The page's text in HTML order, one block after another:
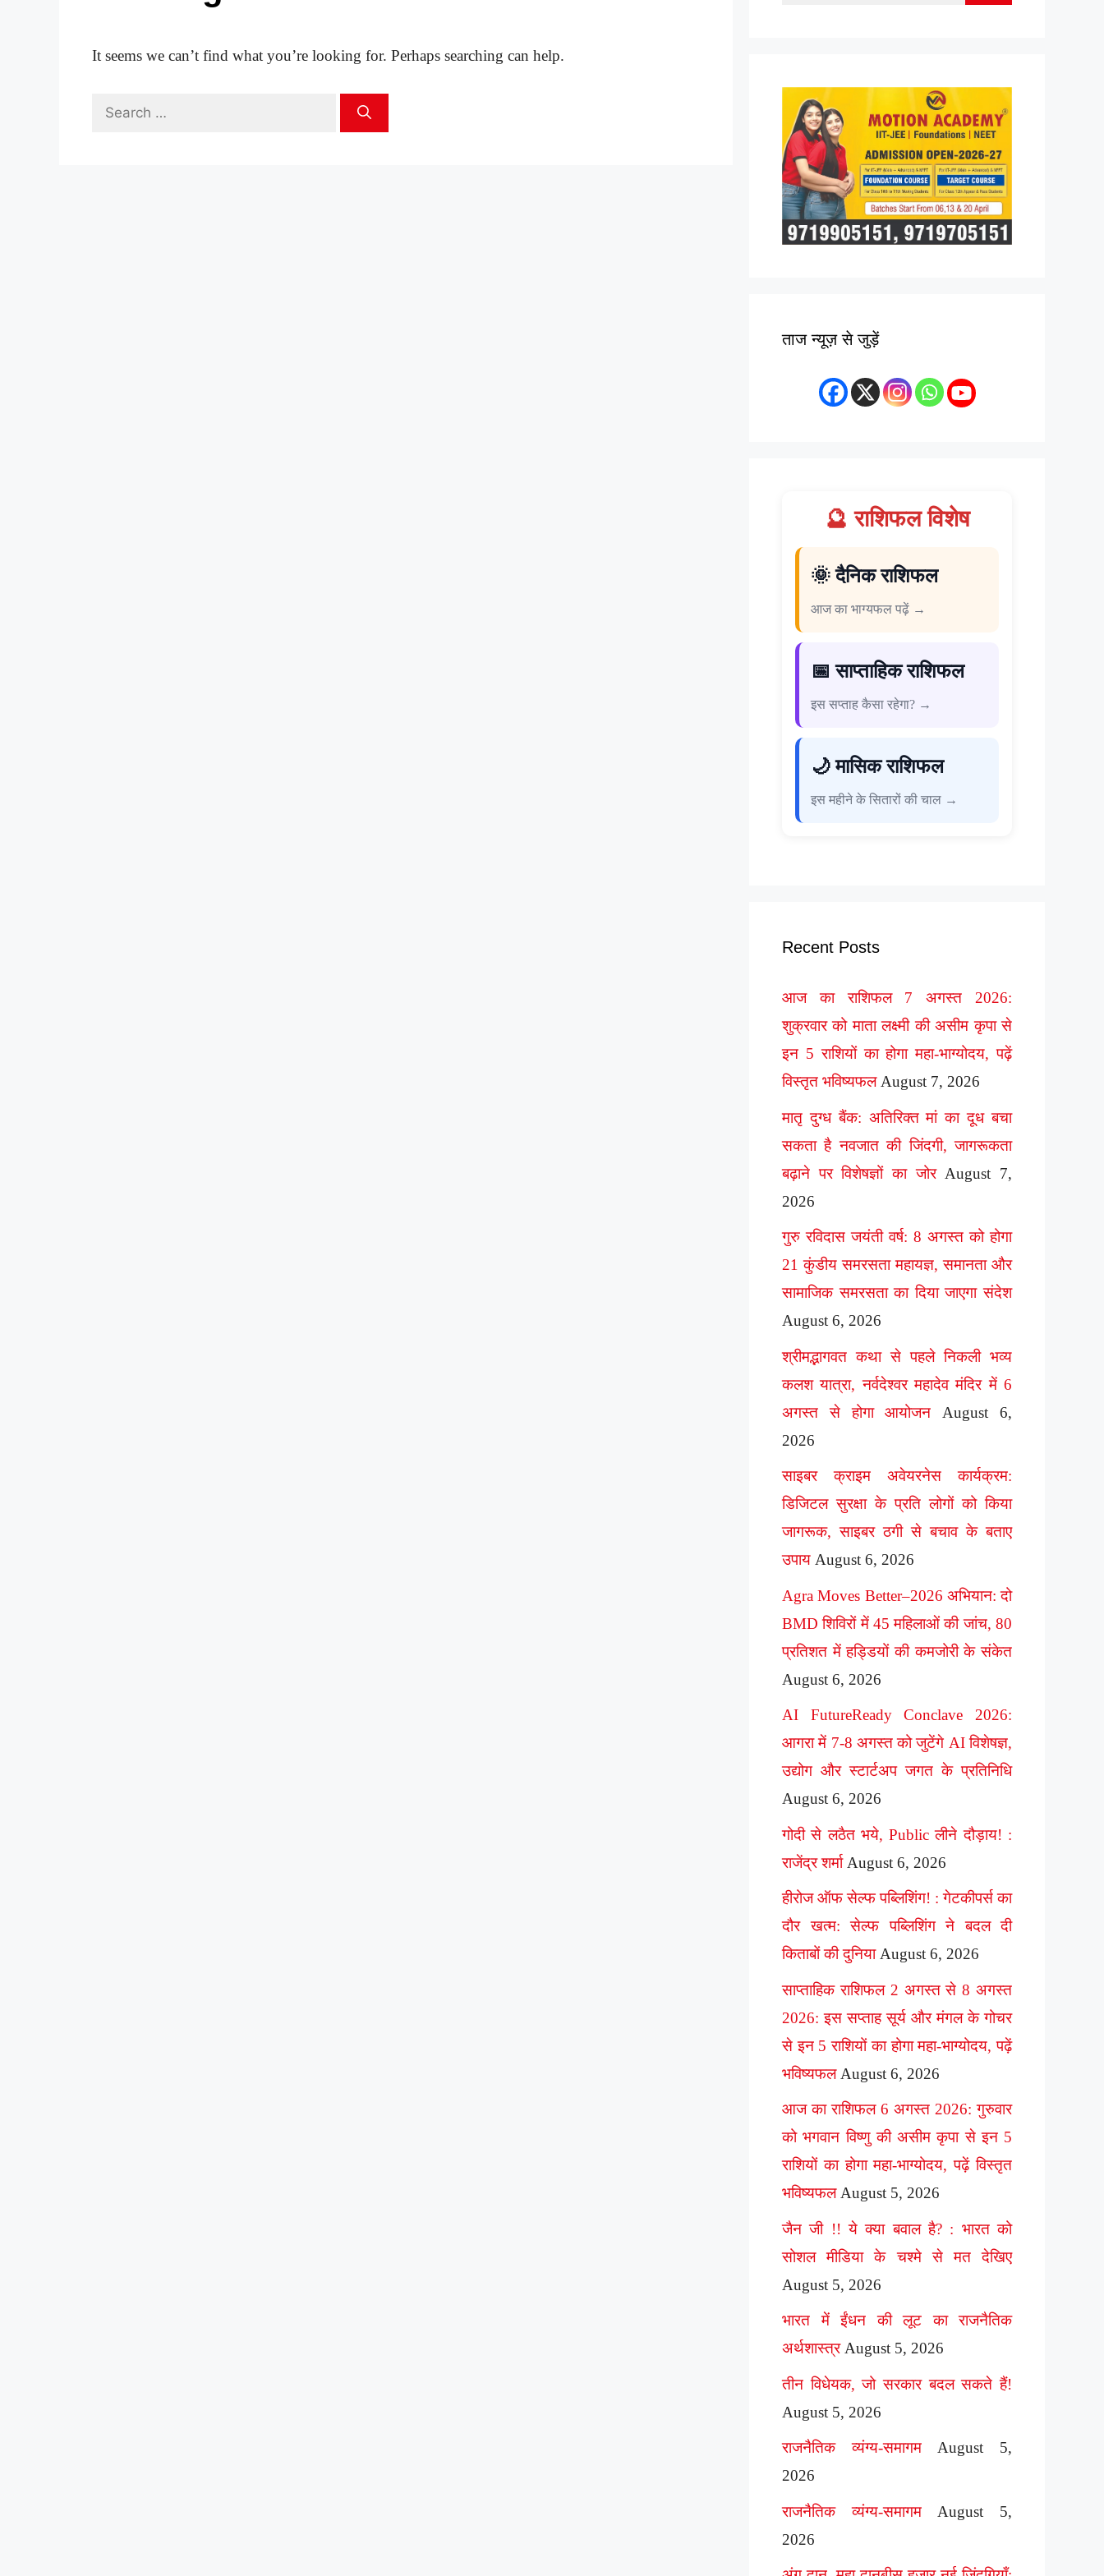
It seems we can’t find what you’re looking for. Perhaps searching can help.
Search
ताज न्यूज़ से जुड़ें
🔮 राशिफल विशेष
🌞 दैनिक राशिफल
आज का भाग्यफल पढ़ें →
📅 साप्ताहिक राशिफल
इस सप्ताह कैसा रहेगा? →
🌙 मासिक राशिफल
इस महीने के सितारों की चाल →
Recent Posts
आज का राशिफल 7 अगस्त 2026:
शुक्रवार को माता लक्ष्मी की असीम कृपा से
इन 5 राशियों का होगा महा-भाग्योदय, पढ़ें
विस्तृत भविष्यफल August 7, 2026
मातृ दुग्ध बैंक: अतिरिक्त मां का दूध बचा
सकता है नवजात की जिंदगी, जागरूकता
बढ़ाने पर विशेषज्ञों का जोर August 7,
2026
गुरु रविदास जयंती वर्ष: 8 अगस्त को होगा
21 कुंडीय समरसता महायज्ञ, समानता और
सामाजिक समरसता का दिया जाएगा संदेश
August 6, 2026
श्रीमद्भागवत कथा से पहले निकली भव्य
कलश यात्रा, नर्वदेश्वर महादेव मंदिर में 6
अगस्त से होगा आयोजन
August 6,
2026
साइबर क्राइम अवेयरनेस कार्यक्रम:
डिजिटल सुरक्षा के प्रति लोगों को किया
जागरूक, साइबर ठगी से बचाव के बताए
उपाय August 6, 2026
Agra Moves Better–2026 अभियान: दो
BMD शिविरों में 45 महिलाओं की जांच, 80
प्रतिशत में हड्डियों की कमजोरी के संकेत
August 6, 2026
AI FutureReady Conclave 2026:
आगरा में 7-8 अगस्त को जुटेंगे AI विशेषज्ञ,
उद्योग और स्टार्टअप जगत के प्रतिनिधि
August 6, 2026
गोदी से लठैत भये, Public लीने दौड़ाय! :
राजेंद्र शर्मा August 6, 2026
हीरोज ऑफ सेल्फ पब्लिशिंग! : गेटकीपर्स का
दौर खत्म: सेल्फ पब्लिशिंग ने बदल दी
किताबों की दुनिया August 6, 2026
साप्ताहिक राशिफल 2 अगस्त से 8 अगस्त
2026: इस सप्ताह सूर्य और मंगल के गोचर
से इन 5 राशियों का होगा महा-भाग्योदय, पढ़ें
भविष्यफल August 6, 2026
आज का राशिफल 6 अगस्त 2026: गुरुवार
को भगवान विष्णु की असीम कृपा से इन 5
राशियों का होगा महा-भाग्योदय, पढ़ें विस्तृत
भविष्यफल August 5, 2026
जैन जी !! ये क्या बवाल है? : भारत को
सोशल मीडिया के चश्मे से मत देखिए
August 5, 2026
भारत में ईंधन की लूट का राजनैतिक
अर्थशास्त्र August 5, 2026
तीन विधेयक, जो सरकार बदल सकते हैं!
August 5, 2026
राजनैतिक व्यंग्य-समागम
August 5,
2026
राजनैतिक व्यंग्य-समागम
August 5,
2026